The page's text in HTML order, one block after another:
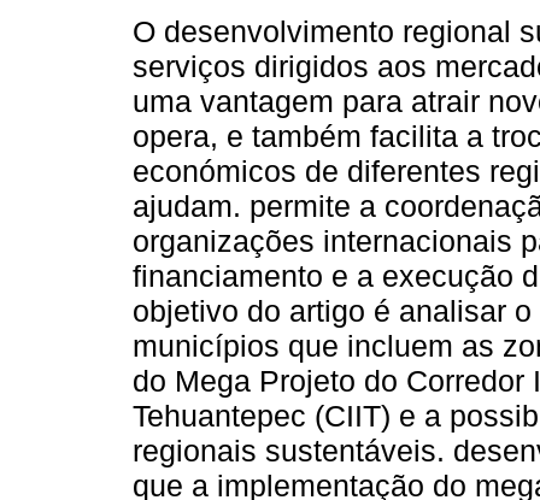
O desenvolvimento regional
serviços dirigidos aos
uma vantagem para atrair
opera, e também facilita a
económicos de diferentes
ajudam. permite a
organizações internacionais
financiamento e a execução
objetivo do artigo é analisar
municípios que incluem as
do Mega Projeto do
Tehuantepec (CIIT) e a
regionais sustentáveis.
que a implementação do